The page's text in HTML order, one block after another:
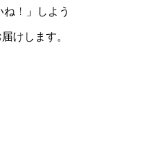
！」しよう
けします。